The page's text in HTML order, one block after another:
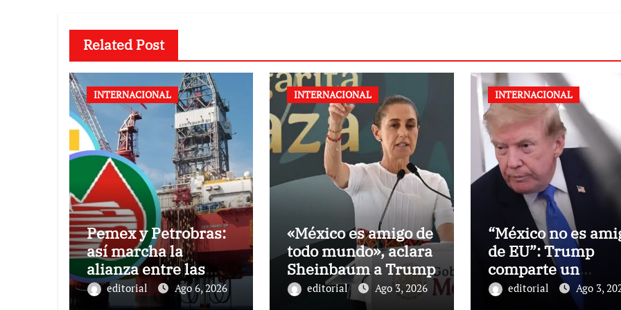
Related Post
INTERNACIONAL
Pemex y Petrobras:
así marcha la
alianza entre las
petroleras de México
y Brasil
editorial Ago 6, 2026
INTERNACIONAL
«México es amigo de
todo mundo», aclara
Sheinbaum a Trump
editorial Ago 3, 2026
INTERNACIONAL
“México no es
de EU”: Trump
comparte un
artículo que
editorial Ago 3,